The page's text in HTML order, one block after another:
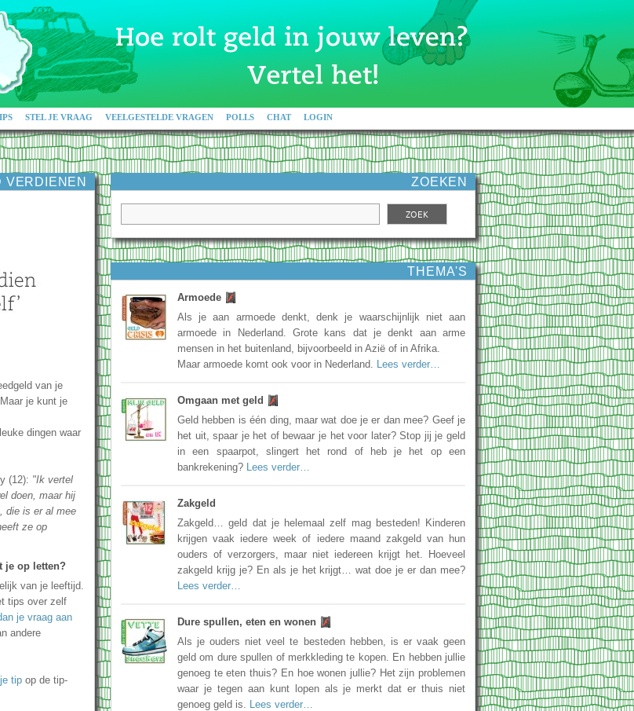
STEL JE VRAAG VEELGESTELDE VRAGEN POLLS CHAT LOGIN
VERDIENEN
van je
je kunt je
dingen waar
(12): "Ik vertel
doen, maar hij
die is er al mee
ze op
je op letten?
van je leeftijd.
tips over zelf
je vraag aan
andere
tip op de tip-
ZOEKEN
THEMA'S
Armoede
Als je aan armoede denkt, denk je waarschijnlijk niet aan
armoede in Nederland. Grote kans dat je denkt aan arme
mensen in het buitenland, bijvoorbeeld in Azië of in Afrika.
Maar armoede komt ook voor in Nederland. Lees verder…
Omgaan met geld
Geld hebben is één ding, maar wat doe je er dan mee? Geef je
het uit, spaar je het of bewaar je het voor later? Stop jij je geld
in een spaarpot, slingert het rond of heb je het op een
bankrekening? Lees verder…
Zakgeld
Zakgeld… geld dat je helemaal zelf mag besteden! Kinderen
krijgen vaak iedere week of iedere maand zakgeld van hun
ouders of verzorgers, maar niet iedereen krijgt het. Hoeveel
zakgeld krijg je? En als je het krijgt… wat doe je er dan mee?
Lees verder…
Dure spullen, eten en wonen
Als je ouders niet veel te besteden hebben, is er vaak geen
geld om dure spullen of merkkleding te kopen. En hebben jullie
genoeg te eten thuis? En hoe wonen jullie? Het zijn problemen
waar je tegen aan kunt lopen als je merkt dat er thuis niet
genoeg geld is. Lees verder…